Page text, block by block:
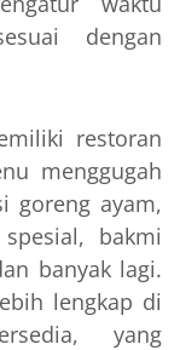
dengan
restoran
menggugah
goreng ayam,
bakmi
banyak lagi.
lengkap di
yang